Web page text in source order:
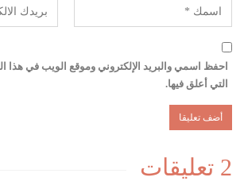
احفظ اسمي والبريد الإلكتروني وموقع الويب في هذا
التي أعلق فيها.
2 تعليقات